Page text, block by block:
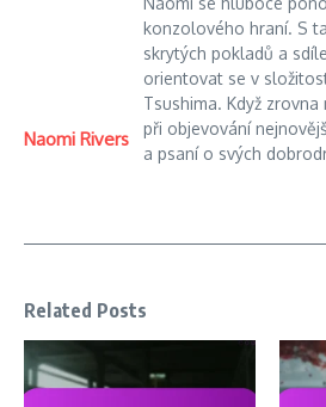
Naomi Rivers
konzolového hraní. S
skrytých pokladů a
orientovat se v
Tsushima. Když
při objevování
a psaní o svých
Related Posts